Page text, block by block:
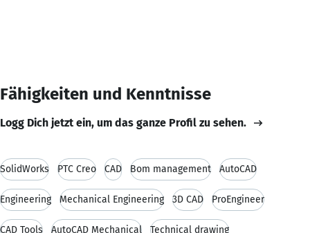
Fähigkeiten und Kenntnisse
Logg Dich jetzt ein, um das ganze Profil zu sehen.
SolidWorks PTC Creo CAD Bom management AutoCAD
Engineering Mechanical Engineering 3D CAD ProEngineer
CAD Tools AutoCAD Mechanical Technical drawing